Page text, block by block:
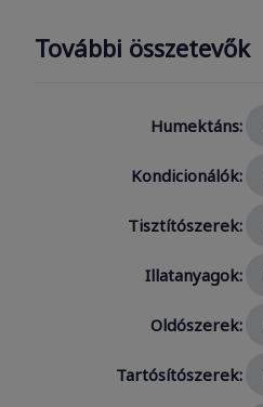
További összetevők
Humektáns:
Kondicionálók:
Tisztítószerek:
Illatanyagok:
Oldószerek:
Tartósítószerek: